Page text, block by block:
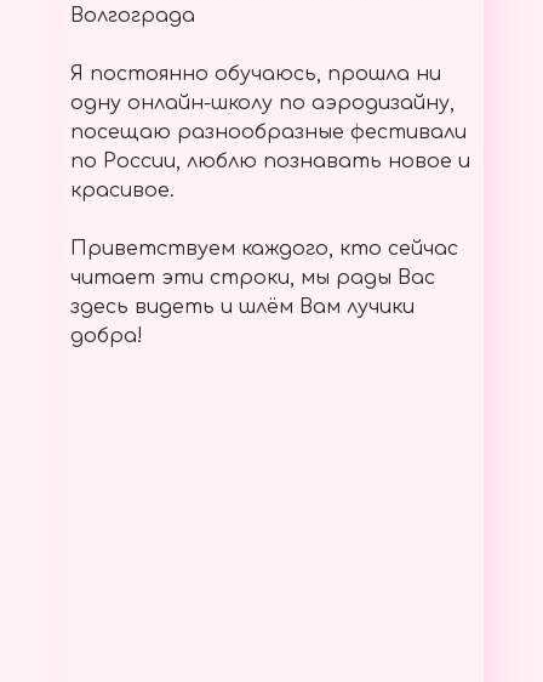
Волгограда
Я постоянно обучаюсь, прошла ни
одну онлайн-школу по аэродизайну,
посещаю разнообразные фестивали
по России, люблю познавать новое и
красивое.
Приветствуем каждого, кто сейчас
читает эти строки, мы рады Вас
здесь видеть и шлём Вам лучики
добра!